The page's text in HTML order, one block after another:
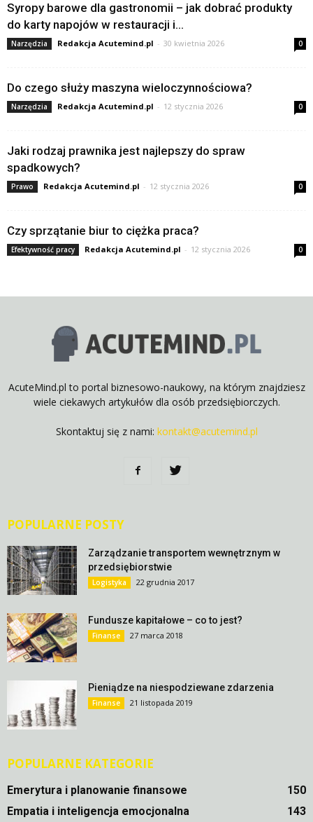
Syropy barowe dla gastronomii – jak dobrać produkty
do karty napojów w restauracji i...
Narzędzia Redakcja Acutemind.pl - 30 kwietnia 2026 0
Do czego służy maszyna wieloczynnościowa?
Narzędzia Redakcja Acutemind.pl - 12 stycznia 2026 0
Jaki rodzaj prawnika jest najlepszy do spraw
spadkowych?
Prawo Redakcja Acutemind.pl - 12 stycznia 2026 0
Czy sprzątanie biur to ciężka praca?
Efektywność pracy Redakcja Acutemind.pl - 12 stycznia 2026 0
AcuteMind.pl to portal biznesowo-naukowy, na którym znajdziesz
wiele ciekawych artykułów dla osób przedsiębiorczych.
Skontaktuj się z nami: kontakt@acutemind.pl
POPULARNE POSTY
Zarządzanie transportem wewnętrznym w
przedsiębiorstwie
Logistyka 22 grudnia 2017
Fundusze kapitałowe – co to jest?
Finanse 27 marca 2018
Pieniądze na niespodziewane zdarzenia
Finanse 21 listopada 2019
POPULARNE KATEGORIE
Emerytura i planowanie finansowe
150
Empatia i inteligencja emocjonalna
143